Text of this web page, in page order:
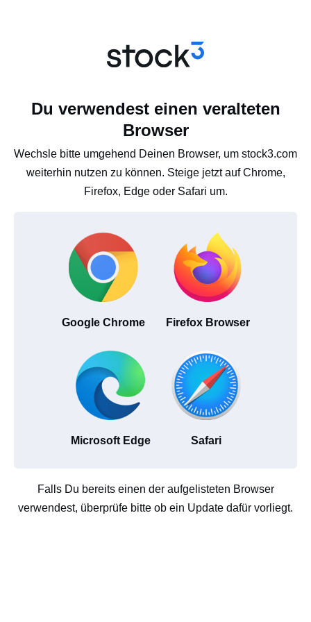
Du verwendest einen veralteten
Browser
Wechsle bitte umgehend Deinen Browser, um stock3.com
weiterhin nutzen zu können. Steige jetzt auf Chrome,
Firefox, Edge oder Safari um.
Google Chrome Firefox Browser
Microsoft Edge Safari
Falls Du bereits einen der aufgelisteten Browser
verwendest, überprüfe bitte ob ein Update dafür vorliegt.